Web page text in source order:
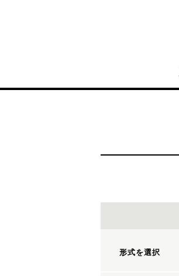
形式を選択